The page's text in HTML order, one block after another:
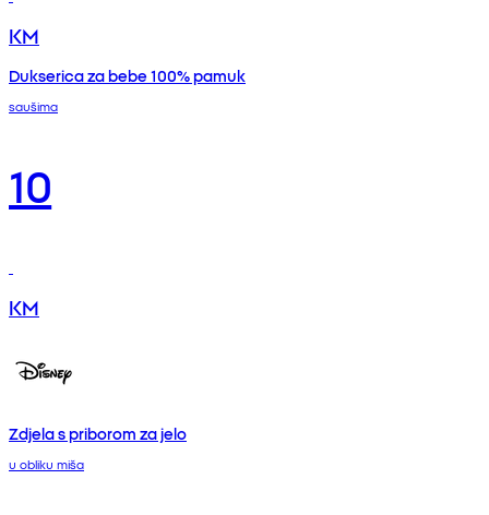
KM
Dukserica za bebe 100% pamuk
saušima
10
KM
Zdjela s priborom za jelo
u obliku miša